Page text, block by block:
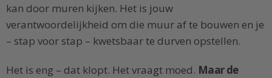
kan door muren kijken. Het is jouw
verantwoordelijkheid om die muur af te bouwen en je
– stap voor stap – kwetsbaar te durven opstellen.
Het is eng – dat klopt. Het vraagt moed. Maar de